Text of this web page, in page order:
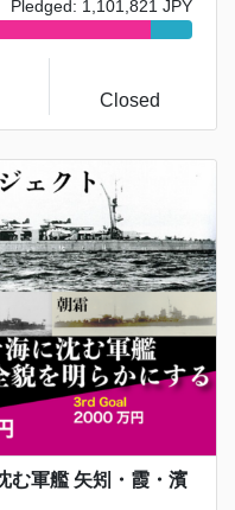
Pledged: 1,101,821 JPY
Closed
む軍艦 矢矧・霞・濱